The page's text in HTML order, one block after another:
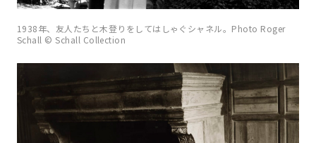
1938年、友人たちと木登りをしてはしゃぐシャネル。Photo Roger
Schall © Schall Collection